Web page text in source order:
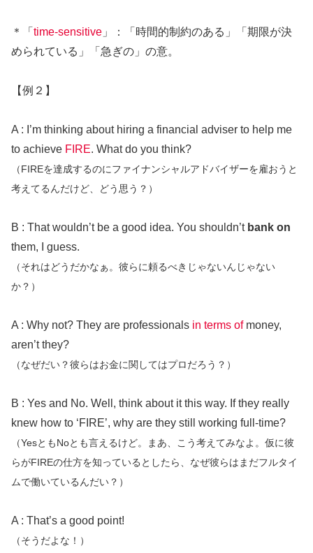
＊「 time-sensitive 」：「時間的制約のある」「期限が決
められている」「急ぎの」の意。
【例２】
A : I’m thinking about hiring a financial adviser to help me
to achieve FIRE. What do you think?
（FIREを達成するのにファイナンシャルアドバイザーを雇おうと
考えてるんだけど、どう思う？）
B : That wouldn’t be a good idea. You shouldn’t bank on
them, I guess.
（それはどうだかなぁ。彼らに頼るべきじゃないんじゃない
か？）
A : Why not? They are professionals in terms ofmoney,
aren’t they?
（なぜだい？彼らはお金に関してはプロだろう？）
B : Yes and No. Well, think about it this way. If they really
knew how to ‘FIRE’, why are they still working full-time?
（YesともNoとも言えるけど。まあ、こう考えてみなよ。仮に彼
らがFIREの仕方を知っているとしたら、なぜ彼らはまだフルタイ
ムで働いているんだい？）
A : That’s a good point!
（そうだよな！）